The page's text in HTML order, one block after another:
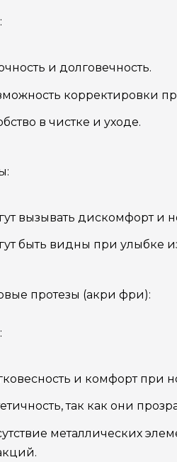
и долговечность.
корректировки
в чистке и уходе.
вызывать дискомфорт
быть видны при улыбке
протезы (акри фри):
и комфорт при
так как они
металлических